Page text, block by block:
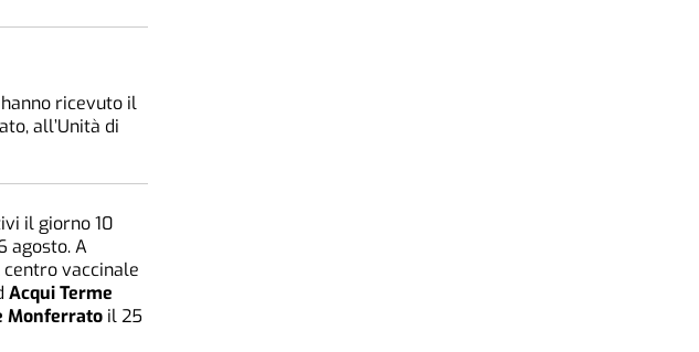
hanno ricevuto il
all’Unità di
il giorno 10
agosto. A
vaccinale
Acqui Terme
Monferrato il 25